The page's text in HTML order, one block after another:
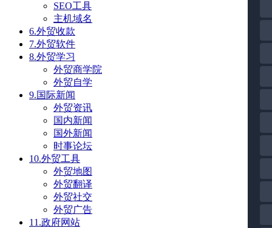
SEO工具
主机域名
6.外贸收款
7.外贸软件
8.外贸学习
外贸商学院
外贸自学
9.国际新闻
外贸资讯
国内新闻
国外新闻
时事论坛
10.外贸工具
外贸地图
外贸翻译
外贸社交
外贸广告
11.政府网站